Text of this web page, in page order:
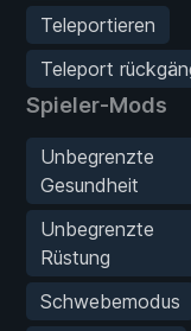
Teleportieren
Teleport
Spieler-Mods
Unbegrenzte
Gesundheit
Unbegrenzte
Rüstung
Schwebemodus